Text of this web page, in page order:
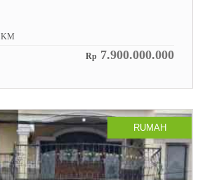
KM
Rp 7.900.000.000
RUMAH